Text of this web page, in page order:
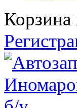
Корзина